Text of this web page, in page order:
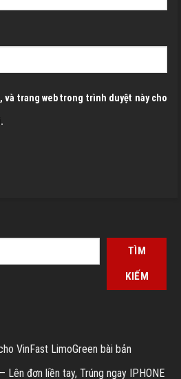
và trang web trong trình duyệt này cho
TÌM
KIẾM
VinFast LimoGreen bài bản
Lên đơn liền tay, Trúng ngay IPHONE